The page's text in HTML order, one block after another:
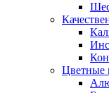
Цветные